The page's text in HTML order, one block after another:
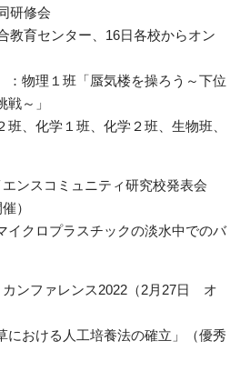
研修会
育センター、16日各校からオン
：物理１班「蜃気楼を操ろう～下位
～」
、化学１班、化学２班、生物班、
ンスコミュニティ研究校発表会
）
イクロプラスチックの淡水中でのバ
ンファレンス2022（2月27日 オ
における人工培養法の確立」（優秀